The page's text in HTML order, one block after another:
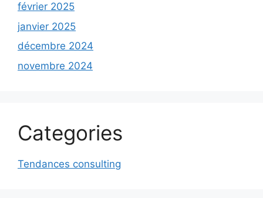
février 2025
janvier 2025
décembre 2024
novembre 2024
Categories
Tendances consulting